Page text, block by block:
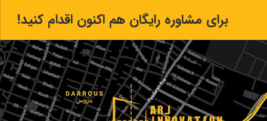
برای مشاوره رایگان هم اکنون اقدام کنید!